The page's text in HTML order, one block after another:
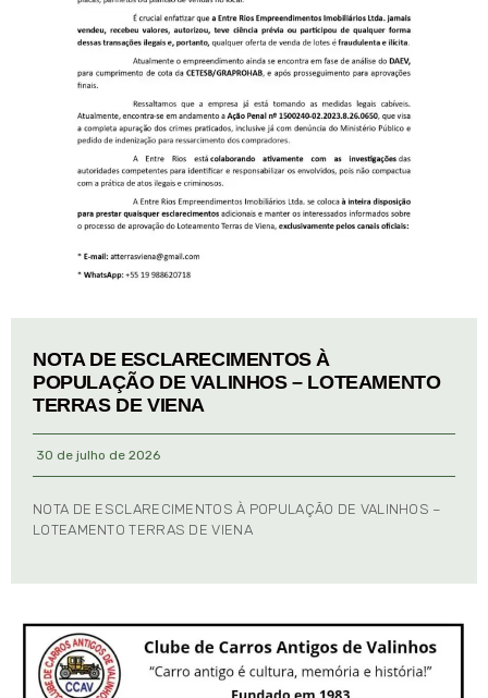
NOTA DE ESCLARECIMENTOS À
POPULAÇÃO DE VALINHOS – LOTEAMENTO
TERRAS DE VIENA
30 de julho de 2026
NOTA DE ESCLARECIMENTOS À POPULAÇÃO DE VALINHOS –
LOTEAMENTO TERRAS DE VIENA